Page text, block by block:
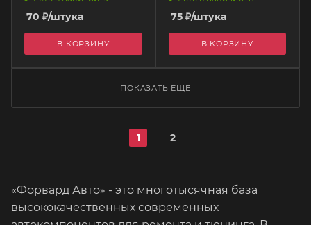
70 ₽/штука
В КОРЗИНУ
75₽/штука
В КОРЗИНУ
ПОКАЗАТЬ ЕЩЕ
1 2
«Форвард Авто» - это многотысячная база
высококачественных современных